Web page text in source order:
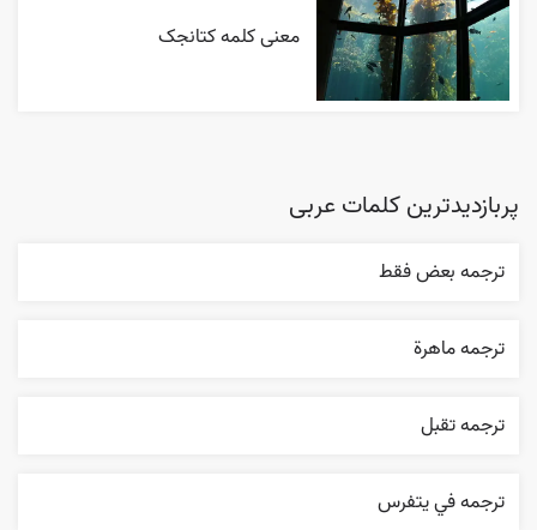
معنی کلمه کتانجک
پربازدیدترین کلمات عربی
ترجمه بعض فقط
ترجمه ماهرة
ترجمه تقبل
ترجمه في يتفرس